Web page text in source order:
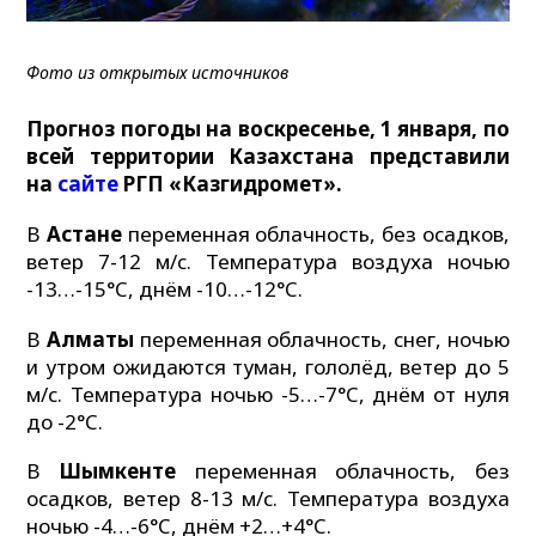
Фото из открытых источников
Прогноз погоды на воскресенье, 1 января, по
всей территории Казахстана представили
на сайте РГП «Казгидромет».
ВАстане переменная облачность, без осадков,
ветер 7-12 м/c. Температура воздуха ночью
-13…-15°C, днём -10…-12°C.
ВАлматы переменная облачность, снег, ночью
и утром ожидаются туман, гололёд, ветер до 5
м/с. Температура ночью -5…-7°C, днём от нуля
до -2°C.
В Шымкентепеременная облачность, без
осадков, ветер 8-13 м/с. Температура воздуха
ночью -4…-6°C, днём +2…+4°C.